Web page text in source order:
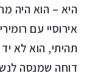
היא – הוא היה
אירוסיי עם
תהיתי, הוא לא
דוחה שמנסה